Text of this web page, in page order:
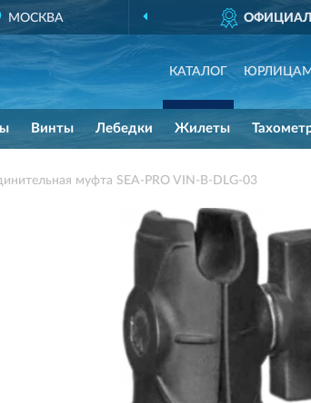
МОСКВА
КАТАЛОГ ЮРЛИЦАМ
Винты Лебедки Жилеты
муфта SEA-PRO VIN-B-DLG-03